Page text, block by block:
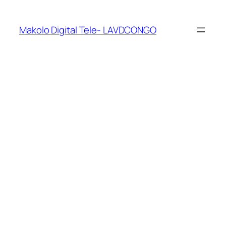
Makolo Digital Tele- LAVDCONGO